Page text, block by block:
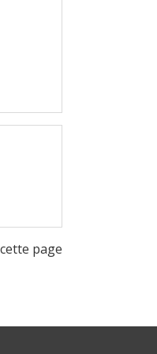
page